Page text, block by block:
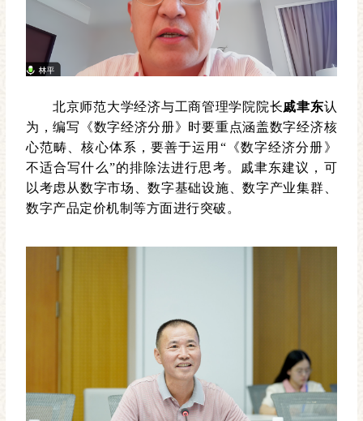
北京师范大学经济与工商管理学院院长戚聿东认
为，编写《数字经济分册》时要重点涵盖数字经济核
心范畴、核心体系，要善于运用“《数字经济分册》
不适合写什么”的排除法进行思考。戚聿东建议，可
以考虑从数字市场、数字基础设施、数字产业集群、
数字产品定价机制等方面进行突破。